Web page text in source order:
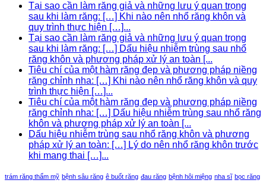
Tại sao cần làm răng giả và những lưu ý quan trọng
sau khi làm răng: […] Khi nào nên nhổ răng khôn và
quy trình thực hiện […]...
Tại sao cần làm răng giả và những lưu ý quan trọng
sau khi làm răng: […] Dấu hiệu nhiễm trùng sau nhổ
răng khôn và phương pháp xử lý an toàn [...
Tiêu chí của một hàm răng đẹp và phương pháp niềng
răng chỉnh nha: […] Khi nào nên nhổ răng khôn và quy
trình thực hiện […]...
Tiêu chí của một hàm răng đẹp và phương pháp niềng
răng chỉnh nha: […] Dấu hiệu nhiễm trùng sau nhổ răng
khôn và phương pháp xử lý an toàn [...
Dấu hiệu nhiễm trùng sau nhổ răng khôn và phương
pháp xử lý an toàn: […] Lý do nên nhổ răng khôn trước
khi mang thai […]...
trám răng thẩm mỹ bệnh sâu răng ê buốt răng đau răng bệnh hôi miệng nha sĩ bọc răng